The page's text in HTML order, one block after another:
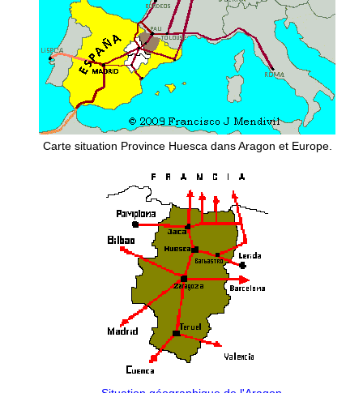
Carte situation Province Huesca dans Aragon et Europe.